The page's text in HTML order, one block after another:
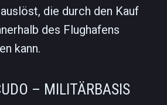
die durch den Kauf
des Flughafens
kann.
– MILITÄRBASIS